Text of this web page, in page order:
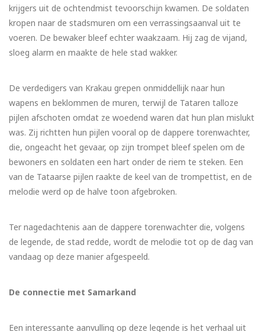
krijgers uit de ochtendmist tevoorschijn kwamen. De soldaten
kropen naar de stadsmuren om een verrassingsaanval uit te
voeren. De bewaker bleef echter waakzaam. Hij zag de vijand,
sloeg alarm en maakte de hele stad wakker.
De verdedigers van Krakau grepen onmiddellijk naar hun
wapens en beklommen de muren, terwijl de Tataren talloze
pijlen afschoten omdat ze woedend waren dat hun plan mislukt
was. Zij richtten hun pijlen vooral op de dappere torenwachter,
die, ongeacht het gevaar, op zijn trompet bleef spelen om de
bewoners en soldaten een hart onder de riem te steken. Een
van de Tataarse pijlen raakte de keel van de trompettist, en de
melodie werd op de halve toon afgebroken.
Ter nagedachtenis aan de dappere torenwachter die, volgens
de legende, de stad redde, wordt de melodie tot op de dag van
vandaag op deze manier afgespeeld.
De connectie met Samarkand
Een interessante aanvulling op deze legende is het verhaal uit